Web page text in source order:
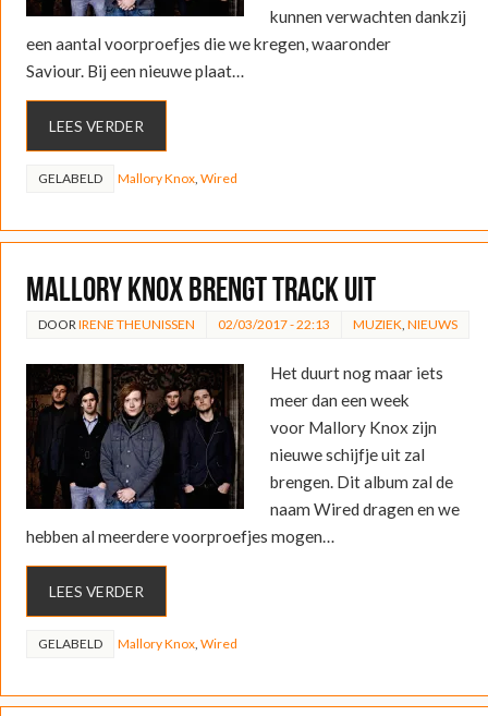
kunnen verwachten dankzij
een aantal voorproefjes die we kregen, waaronder
Saviour. Bij een nieuwe plaat…
LEES VERDER
GELABELD Mallory Knox, Wired
Mallory Knox brengt track uit
DOOR IRENE THEUNISSEN 02/03/2017 - 22:13 MUZIEK NIEUWS
Het duurt nog maar iets
meer dan een week
voor Mallory Knox zijn
nieuwe schijfje uit zal
brengen. Dit album zal de
naam Wired dragen en we
hebben al meerdere voorproefjes mogen…
LEES VERDER
GELABELD Mallory Knox, Wired